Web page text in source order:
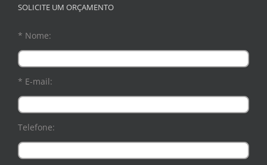
SOLICITE UM ORÇAMENTO
* Nome:
* E-mail:
Telefone: